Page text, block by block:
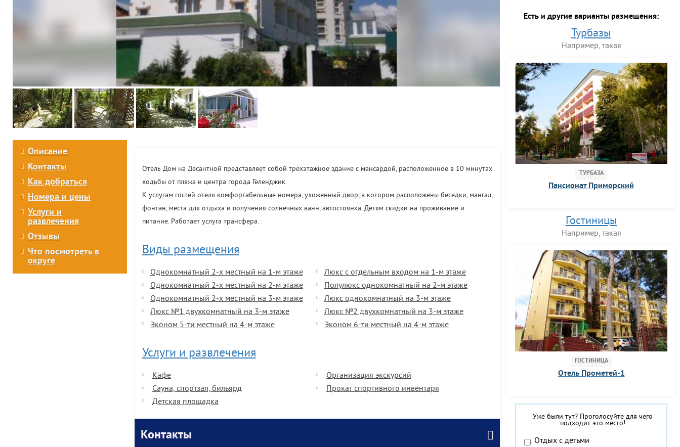
Описание
Контакты
Как добраться
Номера и цены
Услуги и
развлечения
Отзывы
Что посмотреть в
округе
Отель Дом на Десантной представляет собой трехэтажное здание с мансардой, расположенное в 10 минутах
ходьбы от пляжа и центра города Геленджик.
К услугам гостей отеля комфортабельные номера, ухоженный двор, в котором расположены беседки, мангал,
фонтан, места для отдыха и получения солнечных ванн, автостоянка. Детям скидки на проживание и
питание. Работает услуга трансфера.
Виды размещения
Однокомнатный 2-х местный на 1-м этаже
Люкс с отдельным входом на 1-м этаже
Однокомнатный 2-х местный на 2-м этаже
Полулюкс однокомнатный на 2-м этаже
Однокомнатный 2-х местный на 3-м этаже
Люкс однокомнатный на 3-м этаже
Люкс №1 двухкомнатный на 3-м этаже
Люкс №2 двухкомнатный на 3-м этаже
Эконом 5-ти местный на 4-м этаже
Эконом 6-ти местный на 4-м этаже
Услуги и развлечения
Кафе
Организация экскурсий
Сауна, спортзал, бильярд
Прокат спортивного инвентаря
Детская площадка
Контакты
Есть и другие варианты размещения:
Турбазы
Например, такая
ТУРБАЗА
Пансионат Приморский
Гостиницы
Например, такая
ГОСТИНИЦА
Отель Прометей-1
Уже были тут? Проголосуйте для чего
подходит это место!
Отдых с детьми